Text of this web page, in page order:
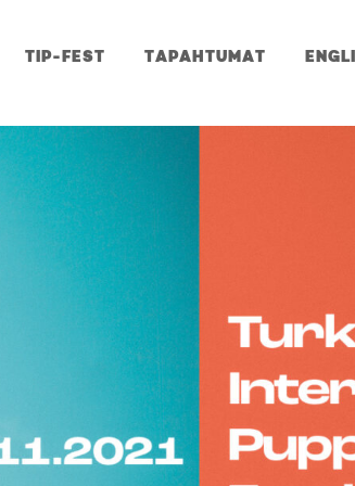
TIP-FEST TAPAHTUMAT